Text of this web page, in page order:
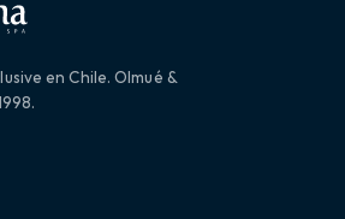
en Chile. Olmué &